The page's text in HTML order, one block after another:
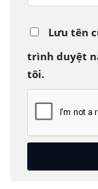
Lưu tên
trình duyệt
tôi.